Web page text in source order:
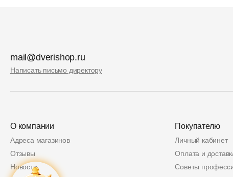
mail@dverishop.ru
Написать письмо директору
О компании
Адреса магазинов
Отзывы
Новости
Покупателю
Личный кабинет
Оплата и
Советы